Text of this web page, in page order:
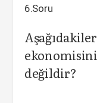
6.Soru
değildir?